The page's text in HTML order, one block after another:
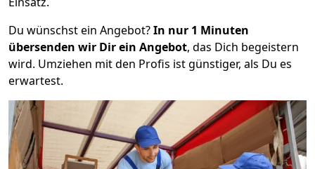
Du wünschst ein Angebot?In nur 1 Minuten
übersenden wir Dir ein Angebot, das Dich begeistern
wird. Umziehen mit den Profis ist günstiger, als Du es
erwartest.